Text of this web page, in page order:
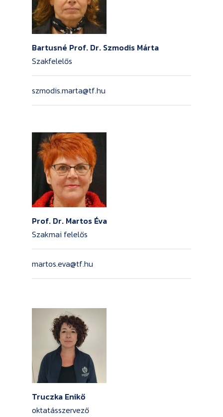
Bartusné Prof. Dr. Szmodis Márta
Szakfelelős
szmodis.marta@tf.hu
Prof. Dr. Martos Éva
Szakmai felelős
martos.eva@tf.hu
Truczka Enikő
oktatásszervező